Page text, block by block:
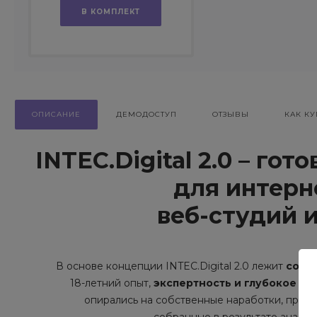
В КОМПЛЕКТ
ОПИСАНИЕ ДЕМОДОСТУП ОТЗЫВЫ КАК
INTEC.Digital 2.0 –
для
веб-студий
В основе концепции INTEC.Digital 2.0 лежит
18-летний опыт,экспертность и глубокое
опирались на собственные наработки,